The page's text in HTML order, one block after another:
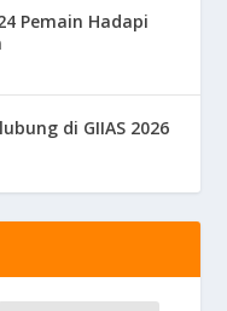
Pemain Hadapi
di GIIAS 2026